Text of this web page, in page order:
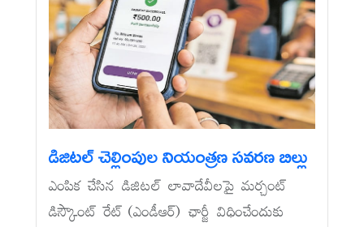
డిజిటల్‌ చెల్లింపుల నియంత్రణ సవరణ బిల్లు
ఎంపిక చేసిన డిజిటల్‌ లావాదేవీలపై మర్చంట్‌
డిస్కౌంట్‌ రేట్‌ (ఎండీఆర్‌) ఛార్జీ విధించేందుకు